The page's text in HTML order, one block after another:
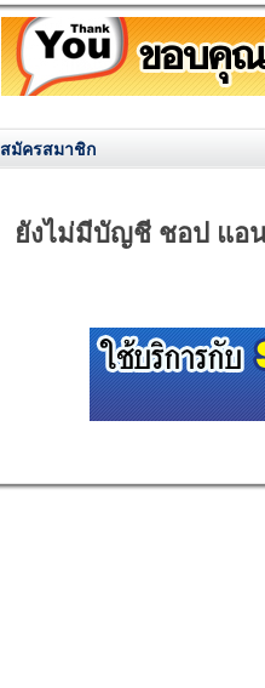
สมัครสมาชิก
ยังไม่มีบัญชี ชอป แอ